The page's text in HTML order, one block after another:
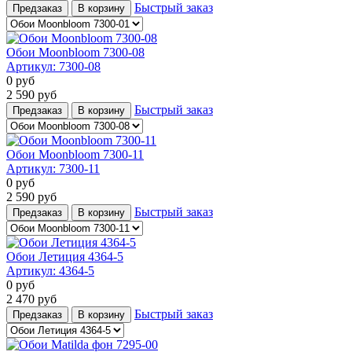
Предзаказ В корзину Быстрый заказ
Обои Moonbloom 7300-08
Артикул: 7300-08
0 руб
2 590 руб
Предзаказ В корзину Быстрый заказ
Обои Moonbloom 7300-11
Артикул: 7300-11
0 руб
2 590 руб
Предзаказ В корзину Быстрый заказ
Обои Летиция 4364-5
Артикул: 4364-5
0 руб
2 470 руб
Предзаказ В корзину Быстрый заказ